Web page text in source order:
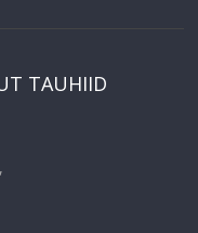
TAUHIID